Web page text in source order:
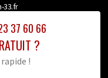
37 60 66
?
!
33.fr